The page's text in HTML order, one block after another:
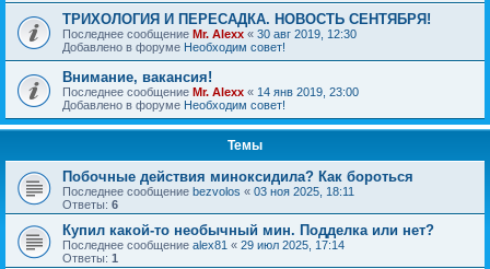
ТРИХОЛОГИЯ И ПЕРЕСАДКА. НОВОСТЬ СЕНТЯБРЯ!
Последнее сообщение Mr. Alexx « 30 авг 2019, 12:30
Добавлено в форуме Необходим совет!
Внимание, вакансия!
Последнее сообщение Mr. Alexx « 14 янв 2019, 23:00
Добавлено в форуме Необходим совет!
Темы
Побочные действия миноксидила? Как бороться
Последнее сообщение bezvolos « 03 ноя 2025, 18:11
Ответы: 6
Купил какой-то необычный мин. Подделка или нет?
Последнее сообщение alex81 « 29 июл 2025, 17:14
Ответы: 1